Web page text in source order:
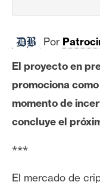
h
r
e
u
A
Por
El proyecto en
promociona
momento de
concluye el
***
El mercado de